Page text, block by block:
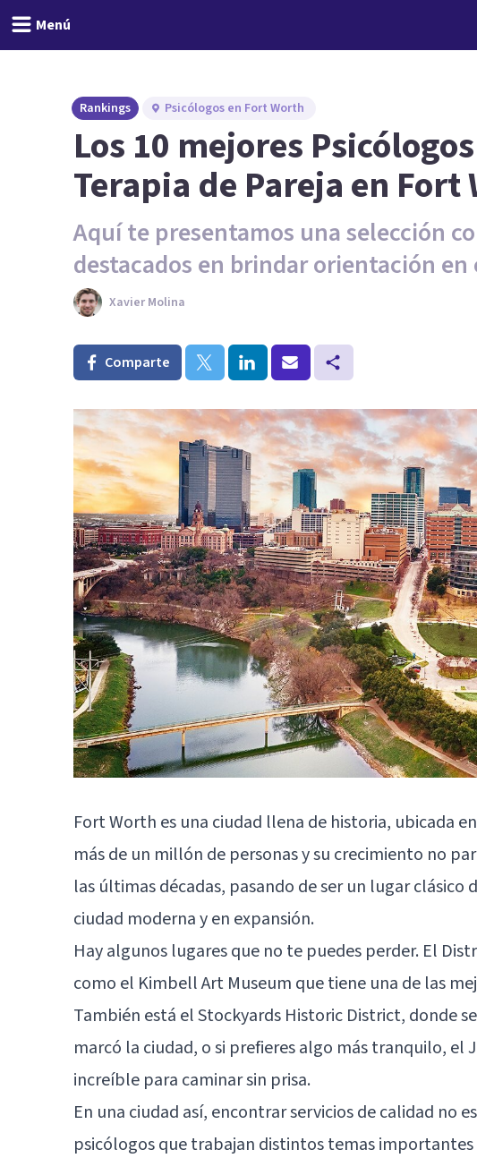
Menú
Rankings Psicólogos en Fort Worth
Los 10 mejores
Terapia de Pareja en Fort
Aquí te presentamos una selección
destacados en brindar orientación en
Xavier Molina
Comparte
Fort Worth es una ciudad llena de historia, ubicada
más de un millón de personas y su crecimiento no
las últimas décadas, pasando de ser un lugar
ciudad moderna y en expansión.
Hay algunos lugares que no te puedes perder. El
como el Kimbell Art Museum que tiene una de las
También está el Stockyards Historic District, donde
marcó la ciudad, o si prefieres algo más tranquilo, el
increíble para caminar sin prisa.
En una ciudad así, encontrar servicios de calidad no
psicólogos que trabajan distintos temas importantes